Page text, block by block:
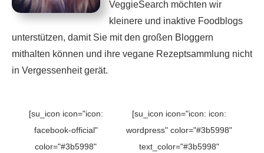
VeggieSearch möchten wir
kleinere und inaktive Foodblogs
unterstützen, damit Sie mit den großen Bloggern
mithalten können und ihre vegane Rezeptsammlung nicht
in Vergessenheit gerät.
[su_icon icon="icon:
facebook-official"
color="#3b5998"
[su_icon icon="icon: icon:
wordpress" color="#3b5998"
text_color="#3b5998"